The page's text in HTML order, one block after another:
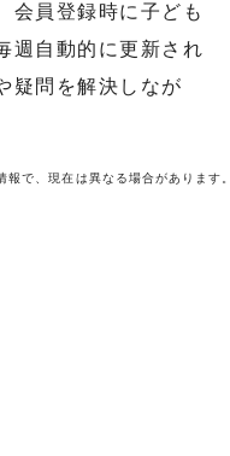
会員登録時に子ども
週自動的に更新され
疑問を解決しなが
報で、現在は異なる場合があります。